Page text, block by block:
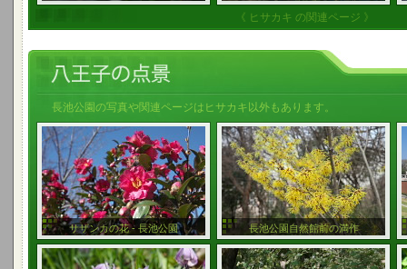
《 ヒサカキ の関連ページ 》
長池公園の写真や関連ページはヒサカキ以外もあります。
サザンカの花 - 長池公園 長池公園自然館前の満作